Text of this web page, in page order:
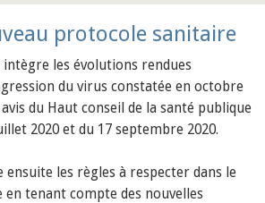
protocole sanitaire
les évolutions rendues
du virus constatée en octobre
du Haut conseil de la santé publique
2020 et du 17 septembre 2020.
ensuite les règles à respecter dans le
en tenant compte des nouvelles